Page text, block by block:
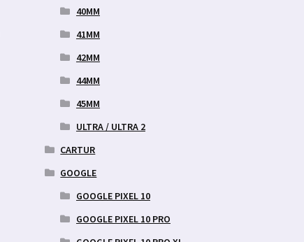
40MM
41MM
42MM
44MM
45MM
ULTRA / ULTRA 2
CARTUR
GOOGLE
GOOGLE PIXEL 10
GOOGLE PIXEL 10 PRO